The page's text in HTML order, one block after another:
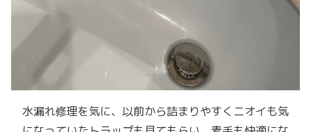
水漏れ修理を気に、以前から詰まりやすくニオイも気